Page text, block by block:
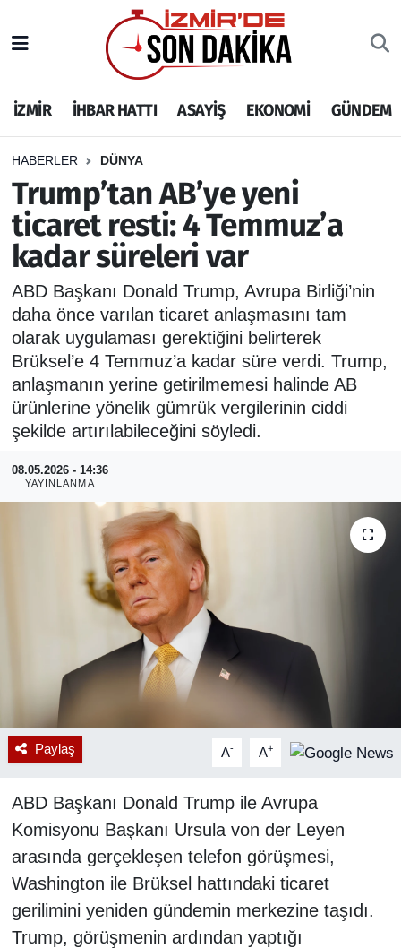
İZMİR İHBAR HATTI ASAYİŞ EKONOMİ GÜNDEM
HABERLER DÜNYA
Trump’tan AB’ye yeni
ticaret resti: 4 Temmuz’a
kadar süreleri var
ABD Başkanı Donald Trump, Avrupa Birliği’nin
daha önce varılan ticaret anlaşmasını tam
olarak uygulaması gerektiğini belirterek
Brüksel’e 4 Temmuz’a kadar süre verdi. Trump,
anlaşmanın yerine getirilmemesi halinde AB
ürünlerine yönelik gümrük vergilerinin ciddi
şekilde artırılabileceğini söyledi.
08.05.2026 - 14:36
YAYINLANMA
Paylaş A- A+
ABD Başkanı Donald Trump ile Avrupa
Komisyonu Başkanı Ursula von der Leyen
arasında gerçekleşen telefon görüşmesi,
Washington ile Brüksel hattındaki ticaret
gerilimini yeniden gündemin merkezine taşıdı.
Trump, görüşmenin ardından yaptığı
İHBAR HATTI
DEPREM
GENEL
EKONOMİ
SİYASET
SPOR
ASAYİŞ
RESMİ REKLAM
İzmir Nöbetçi Eczaneler
İzmir Hava Durumu
İzmir Namaz Vakitleri
İzmir Trafik Yoğunluk Haritası
Puan Durumu ve Fikstür
Tüm Manşetler
Son Dakika Haberleri
Haber Arşivi